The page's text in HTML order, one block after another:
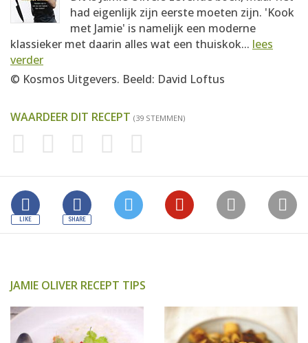
had eigenlijk zijn eerste moeten zijn. 'Kook
met Jamie' is namelijk een moderne
klassieker met daarin alles wat een thuiskok... lees
verder
© Kosmos Uitgevers. Beeld: David Loftus
WAARDEER DIT RECEPT (39 STEMMEN)
JAMIE OLIVER RECEPT TIPS